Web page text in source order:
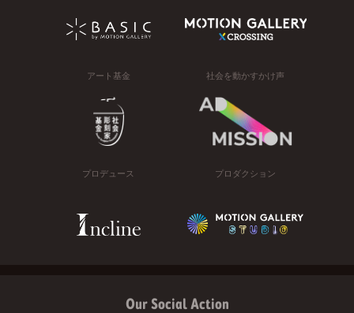
アート基金 社会を動かすかけ声
プロデュース プロダクション
Our Social Action